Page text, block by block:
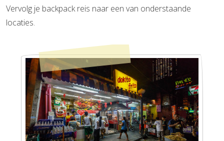
Vervolg je backpack reis naar een van onderstaande
locaties.